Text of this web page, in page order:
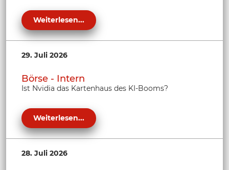
Weiterlesen...
29. Juli 2026
Börse - Intern
Ist Nvidia das Kartenhaus des KI-Booms?
Weiterlesen...
28. Juli 2026